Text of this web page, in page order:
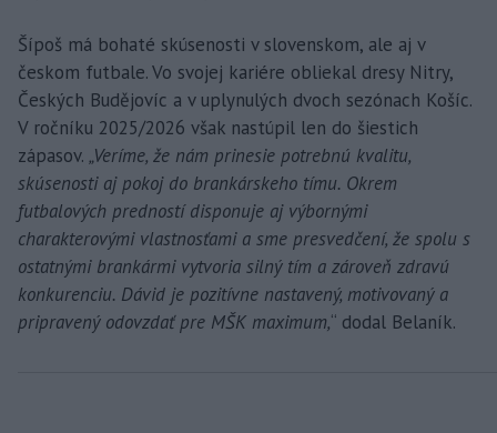
Šípoš má bohaté skúsenosti v slovenskom, ale aj v
českom futbale. Vo svojej kariére obliekal dresy Nitry,
Českých Budějovíc a v uplynulých dvoch sezónach Košíc.
V ročníku 2025/2026 však nastúpil len do šiestich
zápasov. „Veríme, že nám prinesie potrebnú kvalitu,
skúsenosti aj pokoj do brankárskeho tímu. Okrem
futbalových predností disponuje aj výbornými
charakterovými vlastnosťami a sme presvedčení, že spolu s
ostatnými brankármi vytvoria silný tím a zároveň zdravú
konkurenciu. Dávid je pozitívne nastavený, motivovaný a
pripravený odovzdať pre MŠK maximum,“ dodal Belaník.